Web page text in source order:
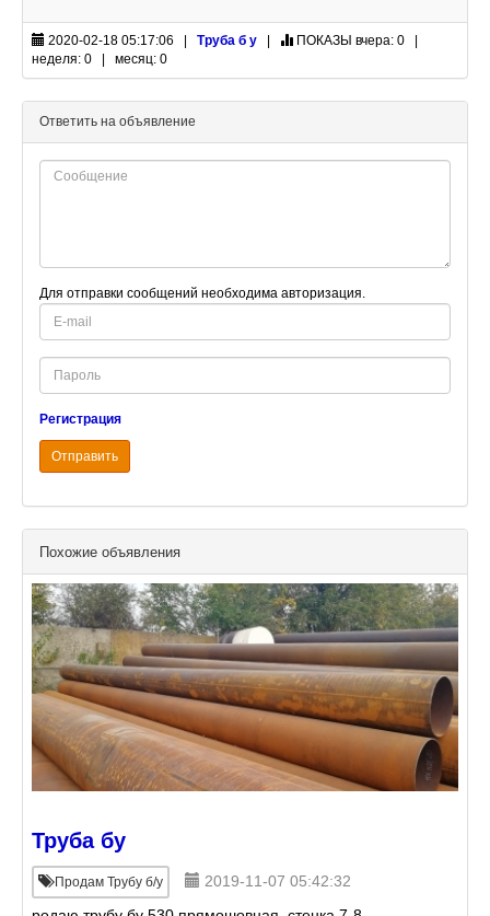
2020-02-18 05:17:06 | Труба б у | ПОКАЗЫ вчера: 0 |
неделя: 0 | месяц: 0
Ответить на объявление
Для отправки сообщений необходима авторизация.
E-
mail
Password
Регистрация
Отправить
Похожие объявления
Труба бу
Продам Трубу б/у
2019-11-07 05:42:32